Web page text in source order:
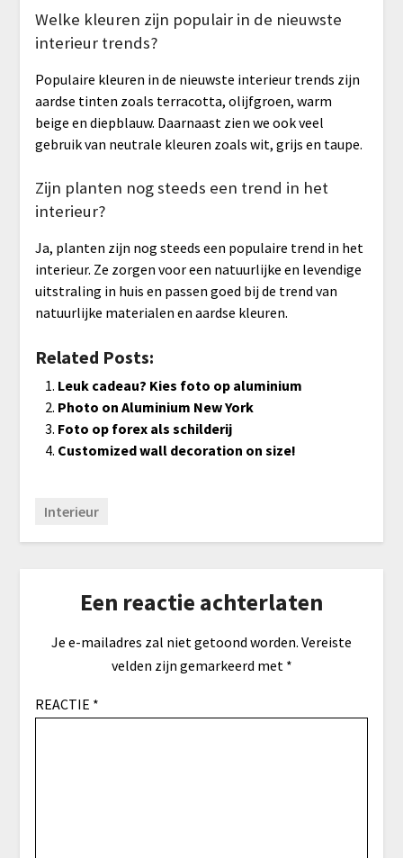
Welke kleuren zijn populair in de nieuwste
interieur trends?
Populaire kleuren in de nieuwste interieur trends zijn
aardse tinten zoals terracotta, olijfgroen, warm
beige en diepblauw. Daarnaast zien we ook veel
gebruik van neutrale kleuren zoals wit, grijs en taupe.
Zijn planten nog steeds een trend in het
interieur?
Ja, planten zijn nog steeds een populaire trend in het
interieur. Ze zorgen voor een natuurlijke en levendige
uitstraling in huis en passen goed bij de trend van
natuurlijke materialen en aardse kleuren.
Related Posts:
Leuk cadeau? Kies foto op aluminium
Photo on Aluminium New York
Foto op forex als schilderij
Customized wall decoration on size!
Interieur
Een reactie achterlaten
Je e-mailadres zal niet getoond worden. Vereiste
velden zijn gemarkeerd met *
REACTIE *